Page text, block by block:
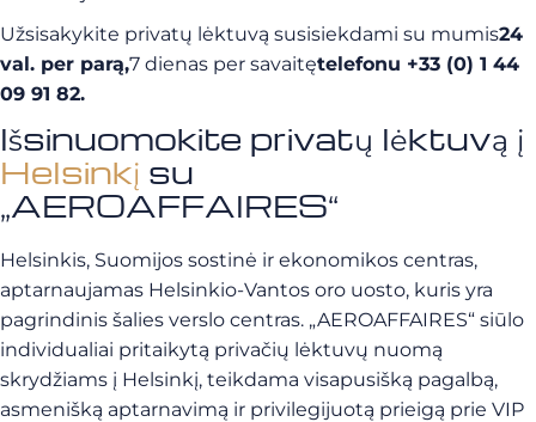
Užsisakykite privatų lėktuvą susisiekdami su mumis24
val. per parą,7 dienas per savaitętelefonu +33 (0) 1 44
09 91 82.
Išsinuomokite privatų lėktuvą į
Helsinkį su
„AEROAFFAIRES“
Helsinkis, Suomijos sostinė ir ekonomikos centras,
aptarnaujamas Helsinkio-Vantos oro uosto, kuris yra
pagrindinis šalies verslo centras. „AEROAFFAIRES“ siūlo
individualiai pritaikytą privačių lėktuvų nuomą
skrydžiams į Helsinkį, teikdama visapusišką pagalbą,
asmenišką aptarnavimą ir privilegijuotą prieigą prie VIP